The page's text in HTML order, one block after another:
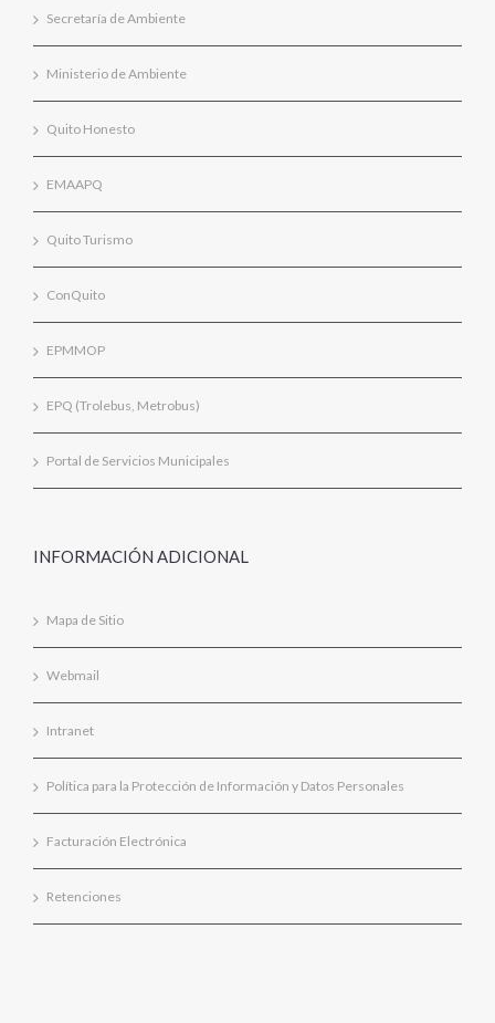
Secretaría de Ambiente
Ministerio de Ambiente
Quito Honesto
EMAAPQ
Quito Turismo
ConQuito
EPMMOP
EPQ (Trolebus, Metrobus)
Portal de Servicios Municipales
INFORMACIÓN ADICIONAL
Mapa de Sitio
Webmail
Intranet
Política para la Protección de Información y Datos Personales
Facturación Electrónica
Retenciones